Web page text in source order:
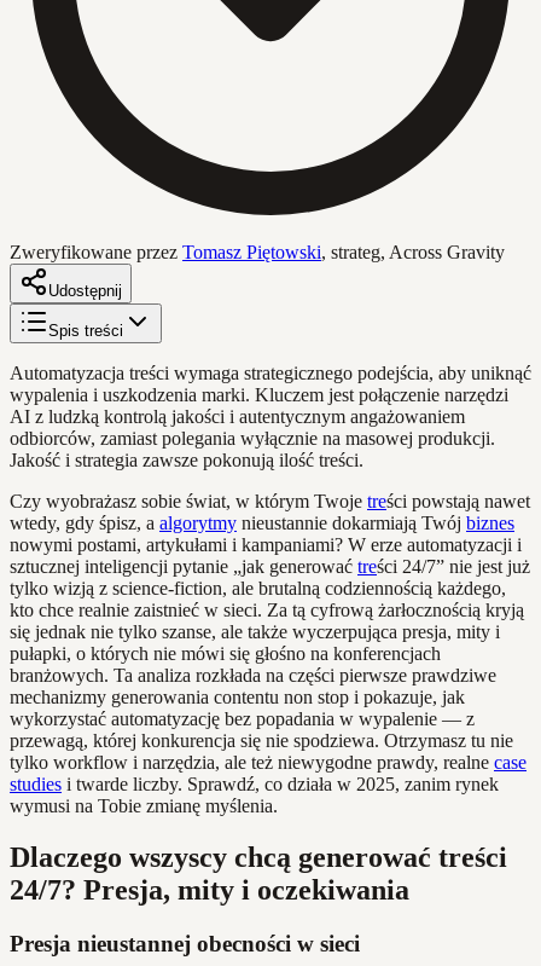
Zweryfikowane przez Tomasz Piętowski, strateg, Across Gravity
Udostępnij
Spis treści
Automatyzacja treści wymaga strategicznego podejścia, aby uniknąć
wypalenia i uszkodzenia marki. Kluczem jest połączenie narzędzi
AI z ludzką kontrolą jakości i autentycznym angażowaniem
odbiorców, zamiast polegania wyłącznie na masowej produkcji.
Jakość i strategia zawsze pokonują ilość treści.
Czy wyobrażasz sobie świat, w którym Twoje treści powstają nawet
wtedy, gdy śpisz, a algorytmy nieustannie dokarmiają Twój biznes
nowymi postami, artykułami i kampaniami? W erze automatyzacji i
sztucznej inteligencji pytanie „jak generować treści 24/7” nie jest już
tylko wizją z science-fiction, ale brutalną codziennością każdego,
kto chce realnie zaistnieć w sieci. Za tą cyfrową żarłocznością kryją
się jednak nie tylko szanse, ale także wyczerpująca presja, mity i
pułapki, o których nie mówi się głośno na konferencjach
branżowych. Ta analiza rozkłada na części pierwsze prawdziwe
mechanizmy generowania contentu non stop i pokazuje, jak
wykorzystać automatyzację bez popadania w wypalenie — z
przewagą, której konkurencja się nie spodziewa. Otrzymasz tu nie
tylko workflow i narzędzia, ale też niewygodne prawdy, realne case
studies i twarde liczby. Sprawdź, co działa w 2025, zanim rynek
wymusi na Tobie zmianę myślenia.
Dlaczego wszyscy chcą generować treści
24/7? Presja, mity i oczekiwania
Presja nieustannej obecności w sieci